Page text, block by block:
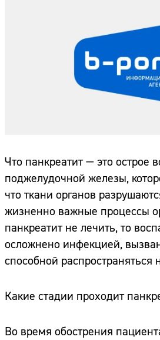
Что панкреатит — это острое
поджелудочной железы,
что ткани органов
жизненно важные процессы
панкреатит не лечить, то
осложнено инфекцией,
способной распространяться
Какие стадии проходит
Во время обострения